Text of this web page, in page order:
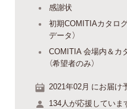
感謝状
初期COMITIAカタロ
データ）
COMITIA 会場内＆カ
（希望者のみ）
2021年02月 にお届け
134人が応援していま